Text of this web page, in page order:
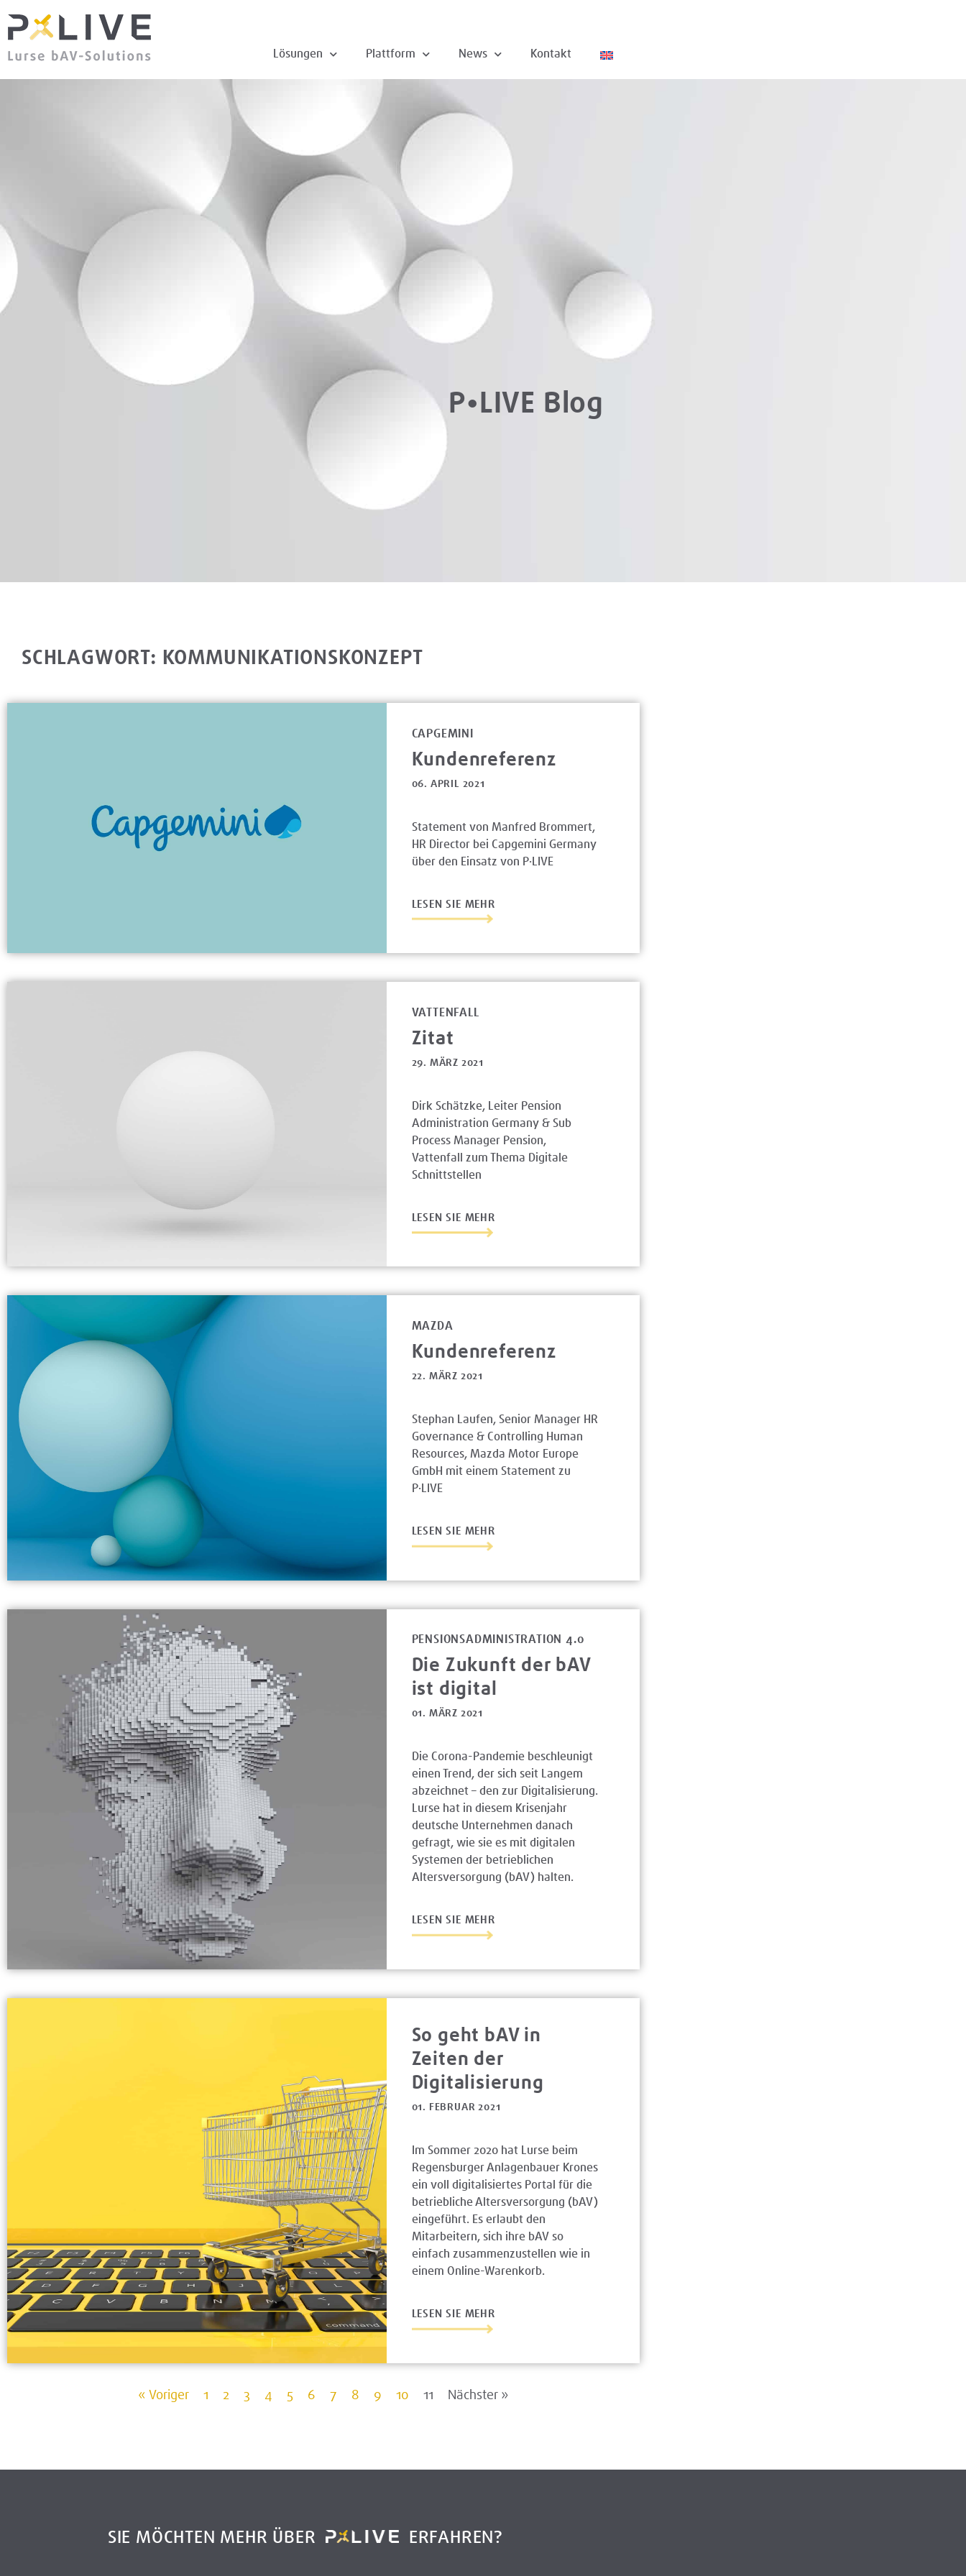
Lösungen Plattform News Kontakt
P•LIVE Blog
SCHLAGWORT: KOMMUNIKATIONSKONZEPT
CAPGEMINI
Kundenreferenz
06. APRIL 2021
Statement von Manfred Brommert,
HR Director bei Capgemini Germany
über den Einsatz von P·LIVE
LESEN SIE MEHR
VATTENFALL
Zitat
29. MÄRZ 2021
Dirk Schätzke, Leiter Pension
Administration Germany & Sub
Process Manager Pension,
Vattenfall zum Thema Digitale
Schnittstellen
LESEN SIE MEHR
MAZDA
Kundenreferenz
22. MÄRZ 2021
Stephan Laufen, Senior Manager HR
Governance & Controlling Human
Resources, Mazda Motor Europe
GmbH mit einem Statement zu
P·LIVE
LESEN SIE MEHR
PENSIONSADMINISTRATION 4.0
Die Zukunft der bAV
ist digital
01. MÄRZ 2021
Die Corona-Pandemie beschleunigt
einen Trend, der sich seit Langem
abzeichnet – den zur Digitalisierung.
Lurse hat in diesem Krisenjahr
deutsche Unternehmen danach
gefragt, wie sie es mit digitalen
Systemen der betrieblichen
Altersversorgung (bAV) halten.
LESEN SIE MEHR
So geht bAV in
Zeiten der
Digitalisierung
01. FEBRUAR 2021
Im Sommer 2020 hat Lurse beim
Regensburger Anlagenbauer Krones
ein voll digitalisiertes Portal für die
betriebliche Altersversorgung (bAV)
eingeführt. Es erlaubt den
Mitarbeitern, sich ihre bAV so
einfach zusammenzustellen wie in
einem Online-Warenkorb.
LESEN SIE MEHR
« Voriger 1 2 3 4 5 6 7 8 9 10 11 Nächster »
SIE MÖCHTEN MEHR ÜBER ERFAHREN?